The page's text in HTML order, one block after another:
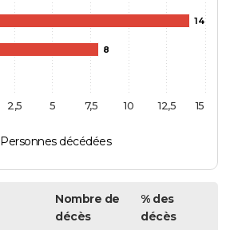
14
8
Personnes décédées
2,5 5 7,5 10 12,5 15
Nombre de
décès
% des
décès